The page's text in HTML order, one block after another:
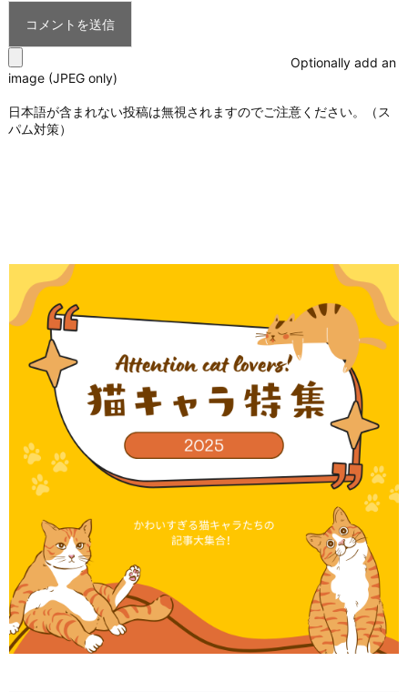
Optionally add an
image (JPEG only)
日本語が含まれない投稿は無視されますのでご注意ください。（ス
パム対策）